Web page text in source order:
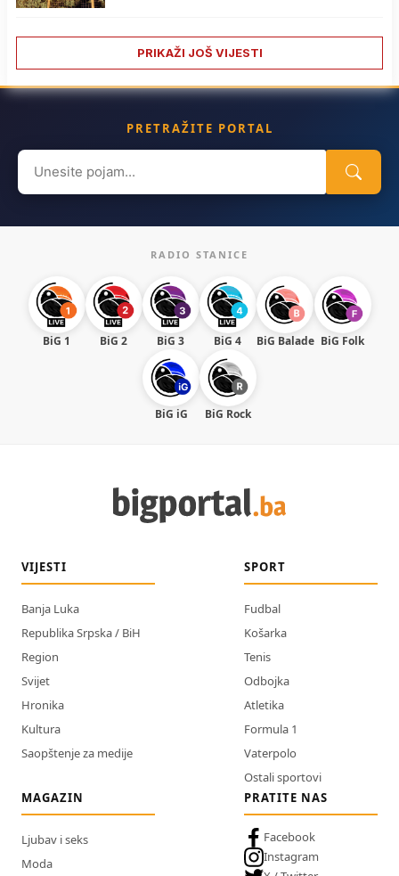
PRIKAŽI JOŠ VIJESTI
PRETRAŽITE PORTAL
Search
for:
RADIO STANICE
BiG 1 BiG 2 BiG 3 BiG 4 BiG Balade BiG Folk
BiG iG BiG Rock
VIJESTI
Banja Luka
Republika Srpska / BiH
Region
Svijet
Hronika
Kultura
Saopštenje za medije
SPORT
Fudbal
Košarka
Tenis
Odbojka
Atletika
Formula 1
Vaterpolo
Ostali sportovi
MAGAZIN
Ljubav i seks
Moda
PRATITE NAS
Facebook
Instagram